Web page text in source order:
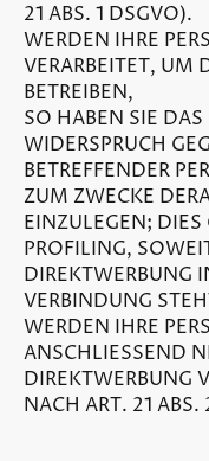
21 ABS. 1 DSGVO).
WERDEN IHRE
VERARBEITET, UM
BETREIBEN,
SO HABEN SIE DAS
WIDERSPRUCH
BETREFFENDER
ZUM ZWECKE
EINZULEGEN; DIES
PROFILING,
DIREKTWERBUNG
VERBINDUNG
WERDEN IHRE
ANSCHLIESSEND
DIREKTWERBUNG
NACH ART. 21 ABS.